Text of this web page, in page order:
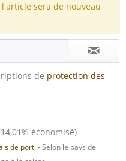
sera de nouveau
de protection des
économisé)
de port.- Selon le pays de